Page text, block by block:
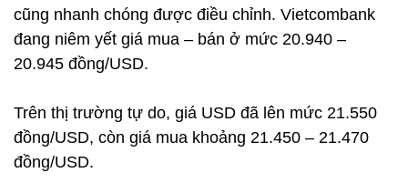
cũng nhanh chóng được điều chỉnh. Vietcombank
đang niêm yết giá mua – bán ở mức 20.940 –
20.945 đồng/USD.
Trên thị trường tự do, giá USD đã lên mức 21.550
đồng/USD, còn giá mua khoảng 21.450 – 21.470
đồng/USD.